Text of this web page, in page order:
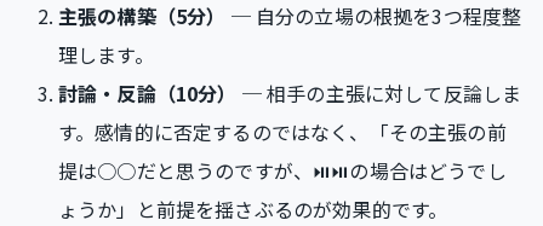
主張の構築（5分）
─ 自分の立場の根拠を3つ程度整
理します。
討論・反論（10分）
─ 相手の主張に対して反論しま
す。感情的に否定するのではなく、「その主張の前
提は○○だと思うのですが、⏯⏯の場合はどうでし
ょうか」と前提を揺さぶるのが効果的です。